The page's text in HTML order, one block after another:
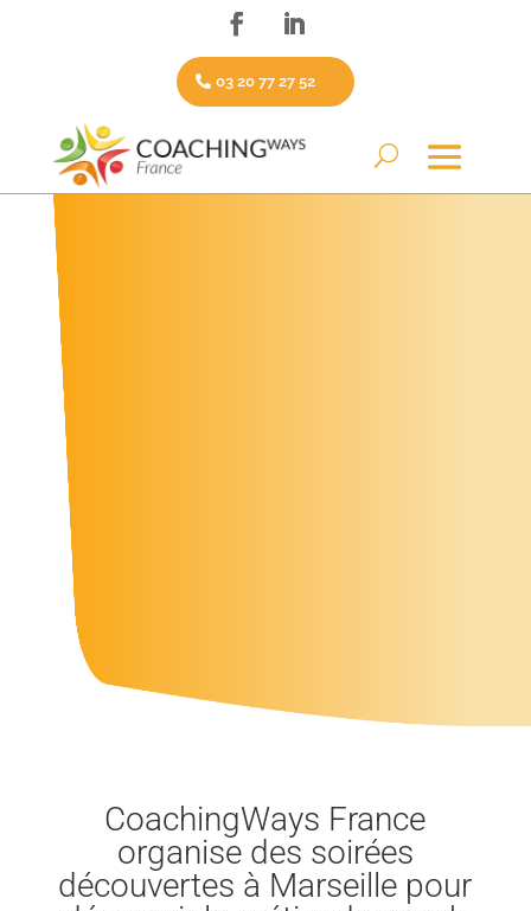
03 20 77 27 52
CoachingWays France
organise des soirées
découvertes à Marseille pour